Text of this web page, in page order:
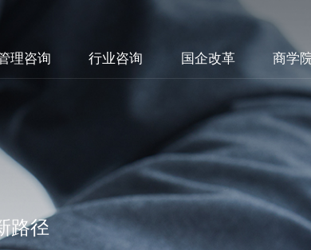
理咨询 行业咨询 国企改革 商学
路径